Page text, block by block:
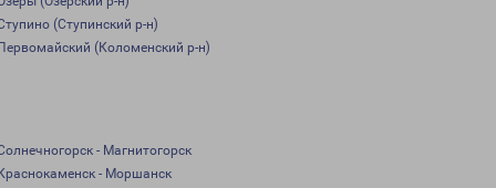
(Ступинский р-н)
(Коломенский р-н)
- Магнитогорск
- Моршанск